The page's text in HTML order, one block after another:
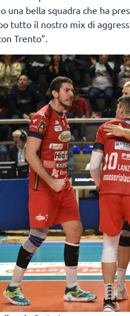
una bella squadra che ha
tutto il nostro mix di
Trento”.